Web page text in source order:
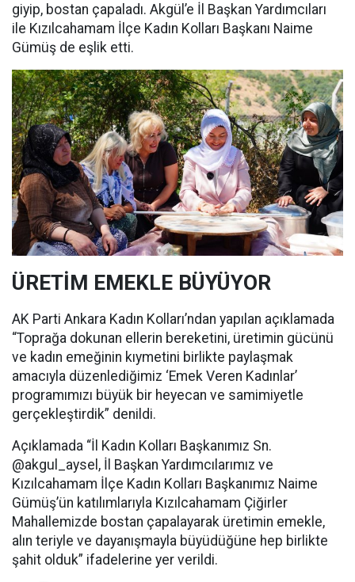
giyip, bostan çapaladı. Akgül’e İl Başkan Yardımcıları
ile Kızılcahamam İlçe Kadın Kolları Başkanı Naime
Gümüş de eşlik etti.
ÜRETİM EMEKLE BÜYÜYOR
AK Parti Ankara Kadın Kolları’ndan yapılan açıklamada
“Toprağa dokunan ellerin bereketini, üretimin gücünü
ve kadın emeğinin kıymetini birlikte paylaşmak
amacıyla düzenlediğimiz ‘Emek Veren Kadınlar’
programımızı büyük bir heyecan ve samimiyetle
gerçekleştirdik” denildi.
Açıklamada “İl Kadın Kolları Başkanımız Sn.
@akgul_aysel, İl Başkan Yardımcılarımız ve
Kızılcahamam İlçe Kadın Kolları Başkanımız Naime
Gümüş’ün katılımlarıyla Kızılcahamam Çiğirler
Mahallemizde bostan çapalayarak üretimin emekle,
alın teriyle ve dayanışmayla büyüdüğüne hep birlikte
şahit olduk” ifadelerine yer verildi.